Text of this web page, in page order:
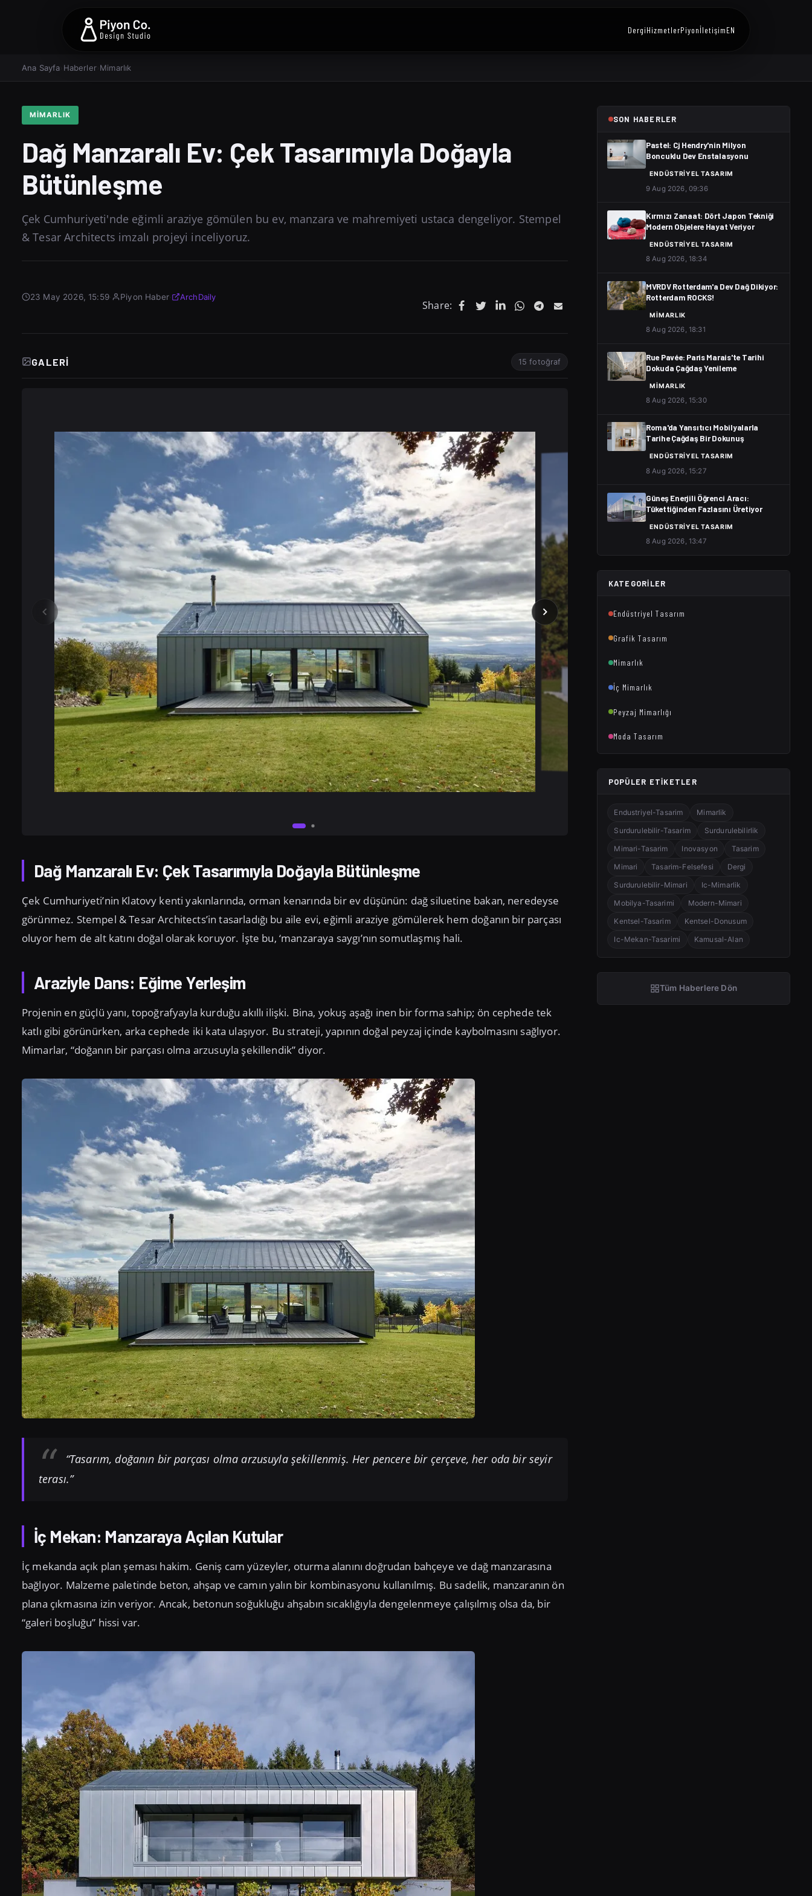
DergiHizmetlerPiyonİletişimEN
Ana Sayfa Haberler› Mimarlık
MIMARLIK
Dağ Manzaralı Ev: Çek Tasarımıyla Doğayla
Bütünleşme
Çek Cumhuriyeti'nde eğimli araziye gömülen bu ev, manzara ve mahremiyeti ustaca dengeliyor. Stempel
& Tesar Architects imzalı projeyi inceliyoruz.
23 May 2026, 15:59· Piyon Haber· ArchDaily
Share:
GALERI 15 fotoğraf
Dağ Manzaralı Ev: Çek Tasarımıyla Doğayla Bütünleşme
Çek Cumhuriyeti’nin Klatovy kenti yakınlarında, orman kenarında bir ev düşünün: dağ siluetine bakan, neredeyse
görünmez. Stempel & Tesar Architects’in tasarladığı bu aile evi, eğimli araziye gömülerek hem doğanın bir parçası
oluyor hem de alt katını doğal olarak koruyor. İşte bu, ‘manzaraya saygı’nın somutlaşmış hali.
Araziyle Dans: Eğime Yerleşim
Projenin en güçlü yanı, topoğrafyayla kurduğu akıllı ilişki. Bina, yokuş aşağı inen bir forma sahip; ön cephede tek
katlı gibi görünürken, arka cephede iki kata ulaşıyor. Bu strateji, yapının doğal peyzaj içinde kaybolmasını sağlıyor.
Mimarlar, “doğanın bir parçası olma arzusuyla şekillendik” diyor.
“Tasarım, doğanın bir parçası olma arzusuyla şekillenmiş. Her pencere bir çerçeve, her oda bir seyir
terası.”
İç Mekan: Manzaraya Açılan Kutular
İç mekanda açık plan şeması hakim. Geniş cam yüzeyler, oturma alanını doğrudan bahçeye ve dağ manzarasına
bağlıyor. Malzeme paletinde beton, ahşap ve camın yalın bir kombinasyonu kullanılmış. Bu sadelik, manzaranın ön
plana çıkmasına izin veriyor. Ancak, betonun soğukluğu ahşabın sıcaklığıyla dengelenmeye çalışılmış olsa da, bir
“galeri boşluğu” hissi var.
SON HABERLER
Pastel: Cj Hendry'nin Milyon
Boncuklu Dev Enstalasyonu
ENDÜSTRIYEL TASARIM
9 Aug 2026, 09:36
Kırmızı Zanaat: Dört Japon Tekniği
Modern Objelere Hayat Veriyor
ENDÜSTRIYEL TASARIM
8 Aug 2026, 18:34
MVRDV Rotterdam'a Dev Dağ Dikiyor:
Rotterdam ROCKS!
MIMARLIK
8 Aug 2026, 18:31
Rue Pavée: Paris Marais'te Tarihi
Dokuda Çağdaş Yenileme
MIMARLIK
8 Aug 2026, 15:30
Roma'da Yansıtıcı Mobilyalarla
Tarihe Çağdaş Bir Dokunuş
ENDÜSTRIYEL TASARIM
8 Aug 2026, 15:27
Güneş Enerjili Öğrenci Aracı:
Tükettiğinden Fazlasını Üretiyor
ENDÜSTRIYEL TASARIM
8 Aug 2026, 13:47
KATEGORILER
Endüstriyel Tasarım
Grafik Tasarım
Mimarlık
İç Mimarlık
Peyzaj Mimarlığı
Moda Tasarım
POPÜLER ETIKETLER
Endustriyel-Tasarim
Mimarlik
Surdurulebilir-Tasarim
Surdurulebilirlik
Mimari-Tasarim
Inovasyon
Tasarim
Mimari
Tasarim-Felsefesi
Dergi
Surdurulebilir-Mimari
Ic-Mimarlik
Mobilya-Tasarimi
Modern-Mimari
Kentsel-Tasarim
Kentsel-Donusum
Ic-Mekan-Tasarimi
Kamusal-Alan
Tüm Haberlere Dön